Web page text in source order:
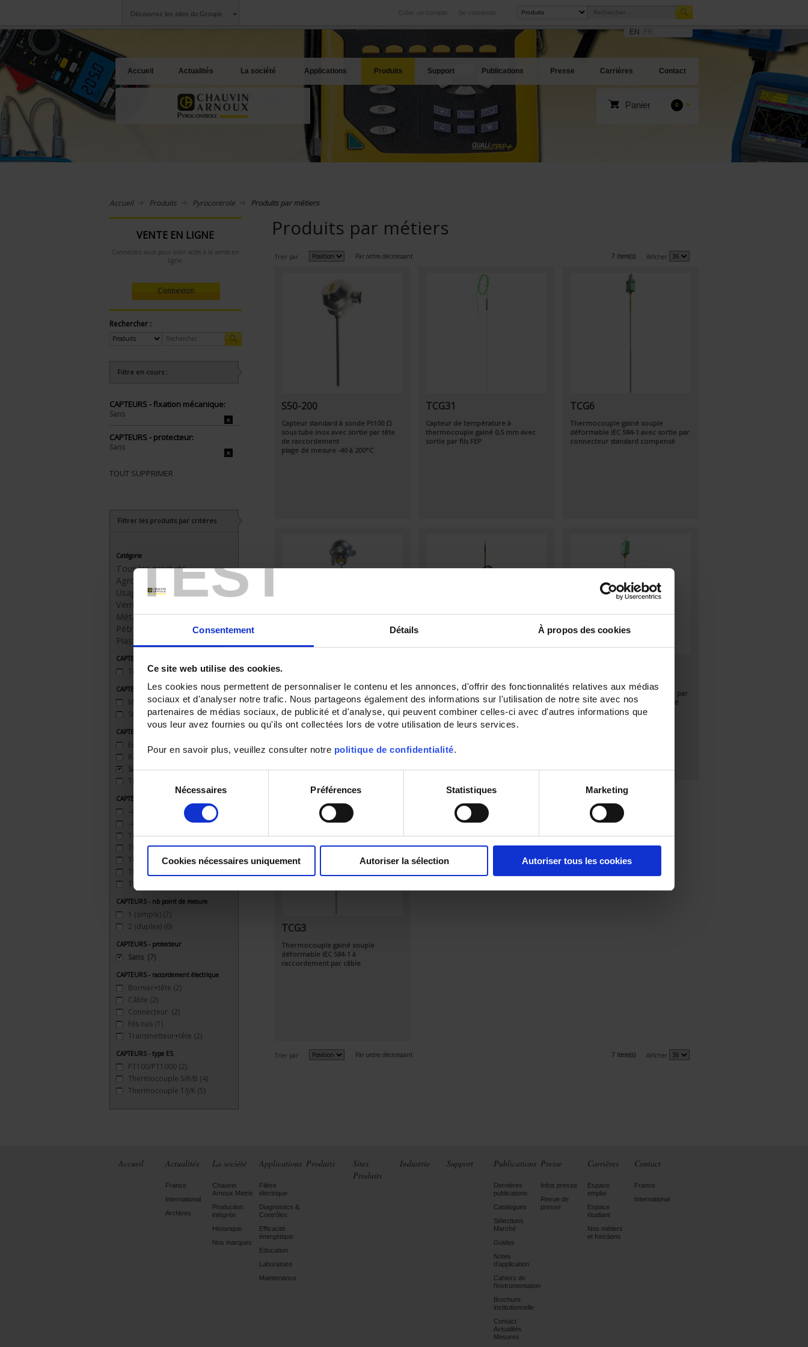
TEST
Consentement Détails À propos des cookies
Ce site web utilise des cookies.
Les cookies nous permettent de personnaliser le contenu et les annonces, d'offrir des fonctionnalités relatives aux médias
sociaux et d'analyser notre trafic. Nous partageons également des informations sur l'utilisation de notre site avec nos
partenaires de médias sociaux, de publicité et d'analyse, qui peuvent combiner celles-ci avec d'autres informations que
vous leur avez fournies ou qu'ils ont collectées lors de votre utilisation de leurs services.
Pour en savoir plus, veuillez consulter notre politique de confidentialité.
consentement
Nécessaires Préférences Statistiques Marketing
Cookies nécessaires uniquement Autoriser la sélection Autoriser tous les cookies
Découvrez les sites du Groupe Se connecter
Créer un compte
International
Nos filiales à l'étranger
Nos meilleures offres
EN
Accueil Actualités La société Applications Produits Support Publications Presse Carrières Contact
Panier 0
Accueil Produits Pyrocontrole Produits par métiers
VENTE EN LIGNE
Connectez-vous pour avoir accès à la vente en
ligne.
Connexion
Rechercher :
Filtre en cours :
CAPTEURS - fixation mécanique:
Sans
CAPTEURS - protecteur:
Sans
TOUT SUPPRIMER
Filtrer les produits par critères
Catégorie
Tous les produits
Agroalimentaire
Usage général
Verrerie
Métallurgie
Pétrochimie
Plasturgie
CAPTEURS - applications
Température de surface(1)
CAPTEURS - type connecteur
Miniature(1)
Standard(1)
CAPTEURS - fixation mécanique
Equerre
Raccord soudé
Sans(7)
Traversée étanche
CAPTEURS - plage de mesure
-40 à 200°C
-40 à 450°C
TC J 720 °C maxi(5)
TC K 1100 °C maxi(5)
TC R 1XXX °C maxi(1)
TC S 1500 °C maxi
TC T 350 °C maxi
CAPTEURS - nb point de mesure
1 (simple) (7)
2 (duplex) (6)
CAPTEURS - protecteur
Sans (7)
CAPTEURS - raccordement électrique
Bornier+tête (2)
Câble (2)
Connecteur (2)
Fils nus (1)
Transmetteur+tête (2)
CAPTEURS - type ES
PT100/PT1000 (2)
Thermocouple S/R/B (4)
Thermocouple T/J/K (5)
Produits par métiers
Trier par Par ordre décroissant 7 item(s) Afficher
S50-200
Capteur standard à sonde Pt100 Ω
sous tube inox avec sortie par tête
de raccordement
plage de mesure -40 à 200°C
TCG31
Capteur de température à
thermocouple gainé 0,5 mm avec
sortie par fils FEP
TCG6
Thermocouple gainé souple
déformable IEC 584-1 avec sortie par
connecteur standard compensé
Capteur de température à
thermocouple gainé avec sortie par
tête de raccordement
Capteur de température standard à
sondePt100 Ωtenue 450°C sous
tube inox avec sortie parcâble
Capteur de température à
thermocouple gainé avec sortie par
connecteur miniature compensé
TCG3
Thermocouple gainé souple
déformable IEC 584-1 à
raccordement par câble
Trier par Par ordre décroissant 7 item(s) Afficher
Accueil Actualités
France
International
Archives
La société
Chauvin
Arnoux Metrix
Production
intégrée
Historique
Nos marques
Applications
Filière
électrique
Diagnostics &
Contrôles
Efficacité
énergétique
Education
Laboratoire
Maintenance
Produits
Sites
Produits
Industrie Support Publications
Dernières
publications
Catalogues
Sélections
Marché
Guides
Notes
d'application
Cahiers de
l'instrumentation
Brochure
institutionnelle
Contact
Actualités
Mesures
Presse
Infos presse
Revue de
presse
Carrières
Espace
emploi
Espace
étudiant
Nos métiers
et fonctions
Contact
France
International